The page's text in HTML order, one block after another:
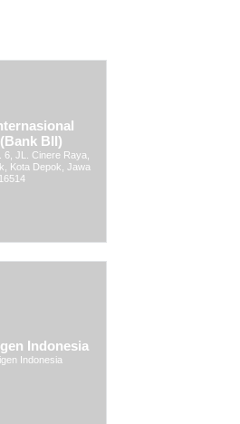
BII)
6, JL. Cinere Raya,
Kota Depok, Jawa
Indonesia
Indonesia